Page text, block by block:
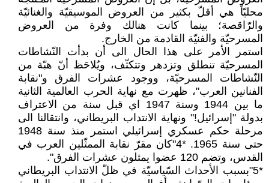
محليّاً هي أقلّ بكثير من العروض الموسيقيّة والغنائيّة
والرّاقصة؛ بينما كانت هنالك وفرة من العروض
المسرحيّة والفنيّة القادمة من الخارج.
استمر الأمر على هذا الحال الى أن بدأت النّشاطات
المسرحيّة تنطلق وتزدهر وتتكثّف، ويُلاحَظ أنّ هبّة من
النّشاطات المسرحيّة، ووجود عشرات الفرق و"نقابة
الفنانين العرب"، ظهرت مع نهاية الحرب العالمية الثانية
ما بين 1944 وسنة 1947 اي قبل سنة من الاعتراف
بدولة "إسرائيل!" ونهاية الانتداب البريطاني، وانتقالنا الى
مرحلة حكم عسكري إسرائيلي استمر منذ سنة 1948
حتى سنة 1965. *4"كان مقرّ نقابة الممثّلين العرب في
القدس، وتضم 120 عضوا يمثلون عشرات الفرق".
*5"بسبب الأحداث السّياسيّة في ظلّ الانتداب البريطاني